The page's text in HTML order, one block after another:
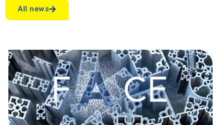
All news